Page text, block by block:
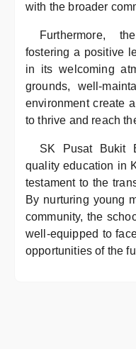
with the broader
Furthermore,
fostering a positive
in its welcoming
grounds, well-
environment create
to thrive and reach
SK Pusat Bukit
quality education in
testament to the
By nurturing young
community, the
well-equipped to
opportunities of the